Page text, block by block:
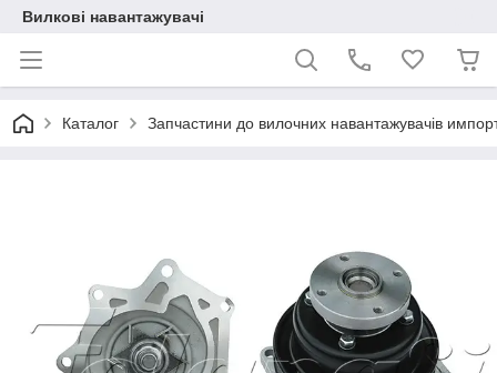
Вилкові навантажувачі
Каталог Запчастини до вилочних навантажувачів